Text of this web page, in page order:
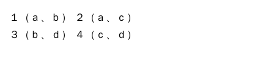
１（ａ、ｂ） ２（ａ、ｃ）
３（ｂ、ｄ） ４（ｃ、ｄ）